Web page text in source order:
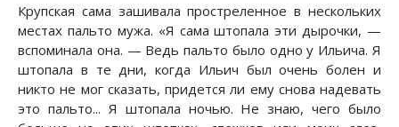
Крупская сама зашивала простреленное в нескольких
местах пальто мужа. «Я сама штопала эти дырочки, —
вспоминала она. — Ведь пальто было одно у Ильича. Я
штопала в те дни, когда Ильич был очень болен и
никто не мог сказать, придется ли ему снова надевать
это пальто... Я штопала ночью. Не знаю, чего было